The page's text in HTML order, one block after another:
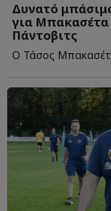
Δυνατό
για
Πάντοβιτς